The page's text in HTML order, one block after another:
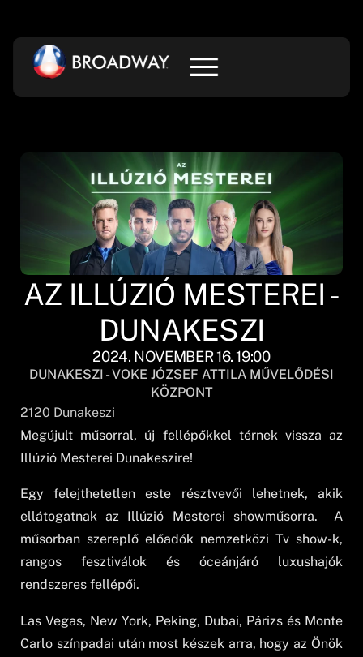
AZ ILLÚZIÓ MESTEREI -
DUNAKESZI
2024. NOVEMBER 16. 19:00
DUNAKESZI - VOKE JÓZSEF ATTILA MŰVELŐDÉSI
KÖZPONT
2120 Dunakeszi
Megújult műsorral, új fellépőkkel térnek vissza az
Illúzió Mesterei Dunakeszire!
Egy felejthetetlen este résztvevői lehetnek, akik
ellátogatnak az Illúzió Mesterei showműsorra. A
műsorban szereplő előadók nemzetközi Tv show-k,
rangos fesztiválok és óceánjáró luxushajók
rendszeres fellépői.
Las Vegas, New York, Peking, Dubai, Párizs és Monte
Carlo színpadai után most készek arra, hogy az Önök